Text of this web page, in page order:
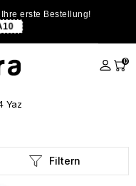
erste Bestellung!
0
Yaz
Filtern